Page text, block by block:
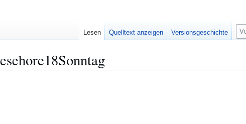
Lesen Quelltext anzeigen Versionsgeschichte
S
u
e